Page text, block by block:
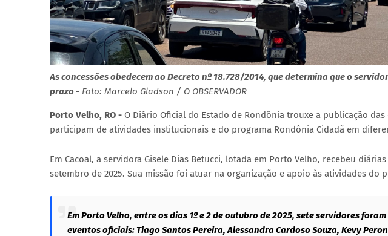
As concessões obedecem ao Decreto nº 18.728/2014, que determina que o
prazo - Foto: Marcelo Gladson / O OBSERVADOR
Porto Velho, RO - O Diário Oficial do Estado de Rondônia trouxe a publicação
participam de atividades institucionais e do programa Rondônia Cidadã em
Em Cacoal, a servidora Gisele Dias Betucci, lotada em Porto Velho, recebeu
setembro de 2025. Sua missão foi atuar na organização e apoio às atividades do
Em Porto Velho, entre os dias 1º e 2 de outubro de 2025, sete servidores
eventos oficiais: Tiago Santos Pereira, Alessandra Cardoso Souza, Kevy